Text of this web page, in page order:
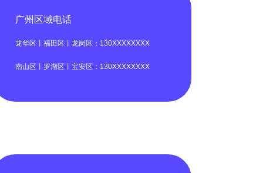
广州区域电话
龙华区丨福田区丨龙岗区：130XXXXXXXX
南山区丨罗湖区丨宝安区：130XXXXXXXX